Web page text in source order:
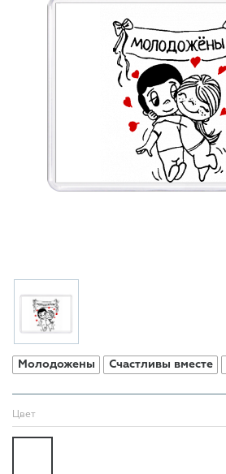
Молодожены Счастливы вместе
Цвет